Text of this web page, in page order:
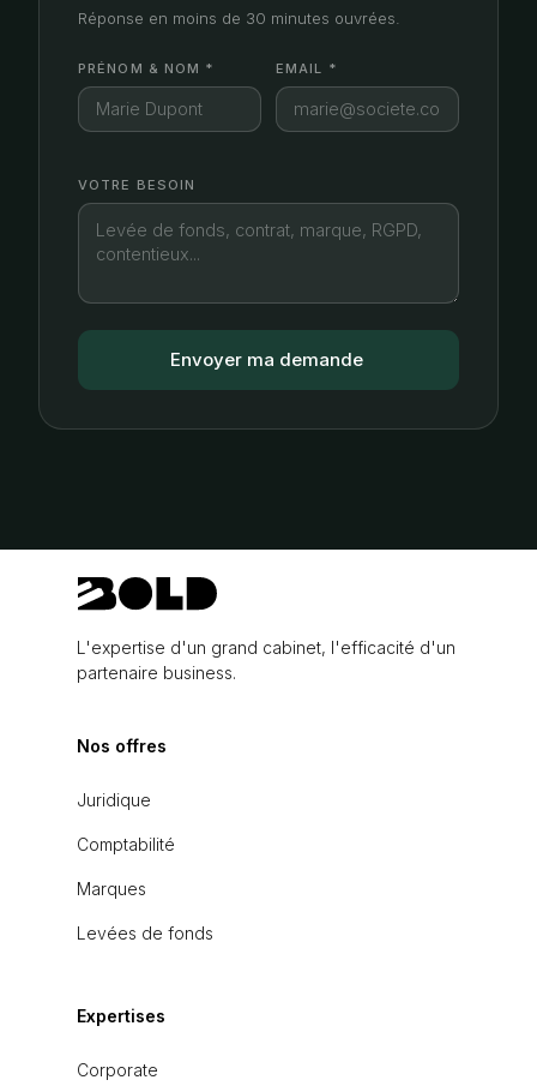
Réponse en moins de 30 minutes ouvrées.
PRÉNOM & NOM * EMAIL *
VOTRE BESOIN
L'expertise d'un grand cabinet, l'efficacité d'un
partenaire business.
Nos offres
Juridique
Comptabilité
Marques
Levées de fonds
Expertises
Corporate